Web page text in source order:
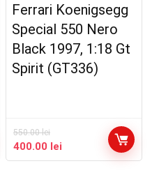
Ferrari Koenigsegg
Special 550 Nero
Black 1997, 1:18 Gt
Spirit (GT336)
550.00lei
Prețul
inițial
400.00 lei
curent